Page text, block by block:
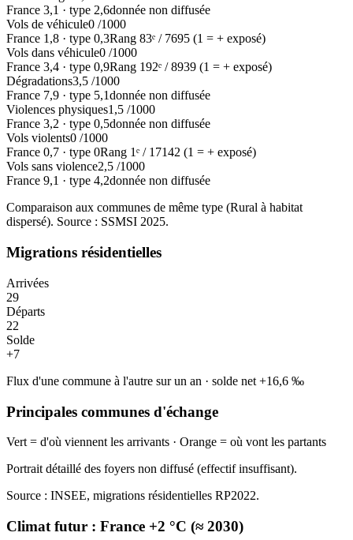
France 3,1 · type 2,6donnée non diffusée
Vols de véhicule0 /1000
France 1,8 · type 0,3Rang 83ᵉ / 7695 (1 = + exposé)
Vols dans véhicule0 /1000
France 3,4 · type 0,9Rang 192ᵉ /8939 (1 = + exposé)
Dégradations3,5 /1000
France 7,9 · type 5,1donnée non diffusée
Violences physiques1,5 /1000
France 3,2 · type 0,5donnée non diffusée
Vols violents0 /1000
France 0,7 · type 0Rang 1ᵉ / 17142 (1 = + exposé)
Vols sans violence2,5 /1000
France 9,1 · type 4,2donnée non diffusée
Comparaison aux communes de même type (Rural à habitat
dispersé). Source : SSMSI 2025.
Migrations résidentielles
Arrivées
29
Départs
22
Solde
+7
Flux d'une commune à l'autre sur un an · solde net +16,6 ‰
Principales communes d'échange
Vert = d'où viennent les arrivants · Orange = où vont les partants
Portrait détaillé des foyers non diffusé (effectif insuffisant).
Source : INSEE, migrations résidentielles RP2022.
Climat futur : France +2 °C (≈ 2030)